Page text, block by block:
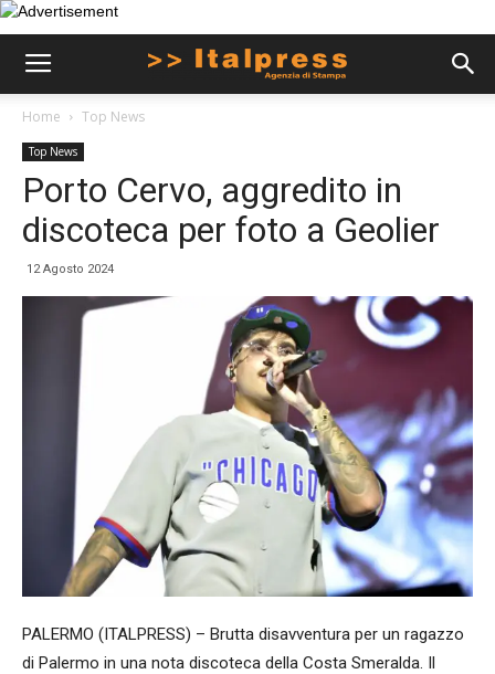
Home Top News
Top News
Porto Cervo, aggredito in
discoteca per foto a Geolier
12 Agosto 2024
PALERMO (ITALPRESS) – Brutta disavventura per un ragazzo
di Palermo in una nota discoteca della Costa Smeralda. Il